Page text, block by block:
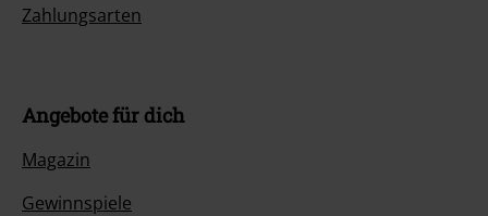
Zahlungsarten
Angebote für dich
Magazin
Gewinnspiele